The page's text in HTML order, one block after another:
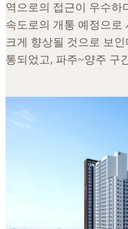
역으로의 접근이 우수하
속도로의 개통 예정으로
크게 향상될 것으로 보
통되었고, 파주~양주 구